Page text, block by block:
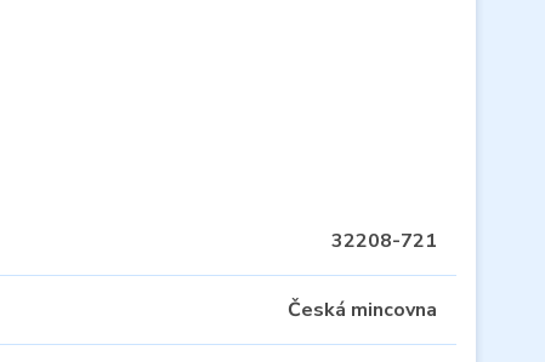
32208-721
Česká mincovna